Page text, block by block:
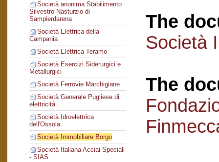
Società anonima Stabilimento
Silvestro Nasturzio di
Sampierdarena
Società Elettrica della
Campania
Società Elettrica Teramo
Società Esercizi Siderurgici e
Metallurgici
Società Ferrovie Marchigiane
Società Generale Pugliese di
elettricità
Società Idroelettrica
dell'Ossola
Società Immobiliare Borgo
Società Italiana Acciai Speciali
- SIAS
The
Società
The